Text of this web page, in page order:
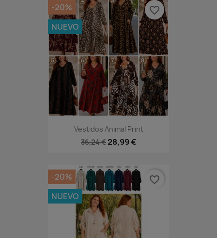
Vestidos Animal Print
36,24 € 28,99 €
-20%
NUEVO
favorite_border
-20%
NUEVO
favorite_border